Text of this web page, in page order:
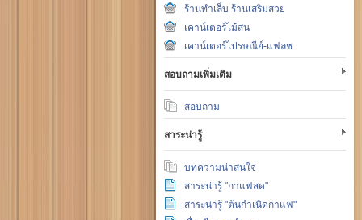
ร้านทำเล็บ ร้านเสริมสวย
เคาน์เตอร์ไม้สน
เคาน์เตอร์ไปรษณีย์-แฟลช
สอบถามเพิ่มเติม
สอบถาม
สาระน่ารู้
บทความน่าสนใจ
สาระน่ารู้ "กาแฟสด"
สาระน่ารู้ "ต้นกำเนิดกาแฟ"